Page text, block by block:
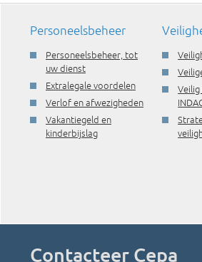
Personeelsbeheer
Personeelsbeheer, tot
uw dienst
Extralegale voordelen
Verlof en afwezigheden
Vakantiegeld en
kinderbijslag
Contacteer Cepa